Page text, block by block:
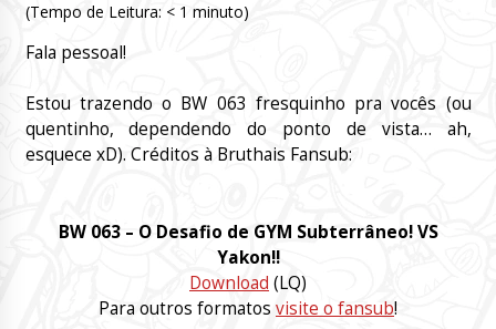
(Tempo de Leitura: < 1 minuto)
Fala pessoal!
Estou trazendo o BW 063 fresquinho pra vocês (ou
quentinho, dependendo do ponto de vista… ah,
esquece xD). Créditos à Bruthais Fansub:
BW 063 – O Desafio de GYM Subterrâneo! VS
Yakon!!
Download (LQ)
Para outros formatos visite o fansub!